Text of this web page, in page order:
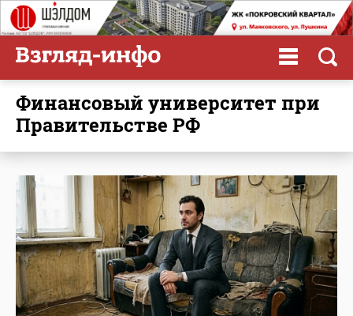
Финансовый университет при
Правительстве РФ